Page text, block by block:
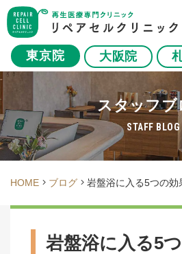
東京院 大阪院
スタッフブ
STAFF BLOG
HOME ブログ 岩盤浴に入る5つの
岩盤浴に入る5